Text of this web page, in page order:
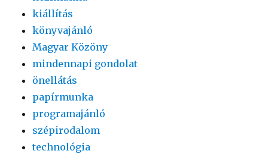
kiállítás
könyvajánló
Magyar Közöny
mindennapi gondolat
önellátás
papírmunka
programajánló
szépirodalom
technológia